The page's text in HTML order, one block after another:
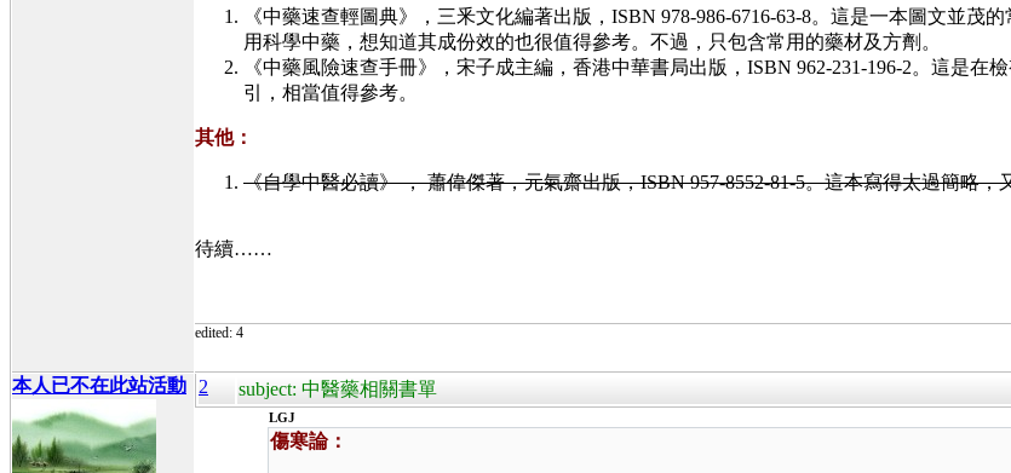
《中藥速查輕圖典》，三釆文化編著出版，ISBN 978-986-6716-63-8。這是一本圖文並
用科學中藥，想知道其成份效的也很值得參考。不過，只包含常用的藥材及方劑。
《中藥風險速查手冊》，宋子成主編，香港中華書局出版，ISBN 962-231-196-2。這是
引，相當值得參考。
其他：
《自學中醫必讀》 ， 蕭偉傑著，元氣齋出版，ISBN 957-8552-81-5。這本寫得太過簡略，
待續……
edited: 4
本人已不在此站活動 2 subject: 中醫藥相關書單
LGJ
傷寒論：